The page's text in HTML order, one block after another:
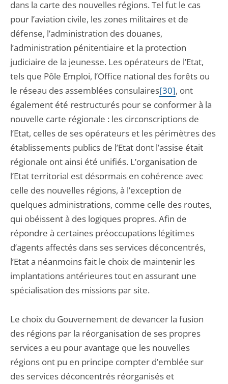
dans la carte des nouvelles régions. Tel fut le cas
pour l’aviation civile, les zones militaires et de
défense, l’administration des douanes,
l’administration pénitentiaire et la protection
judiciaire de la jeunesse. Les opérateurs de l’Etat,
tels que Pôle Emploi, l’Office national des forêts ou
le réseau des assemblées consulaires[30], ont
également été restructurés pour se conformer à la
nouvelle carte régionale : les circonscriptions de
l’Etat, celles de ses opérateurs et les périmètres des
établissements publics de l’Etat dont l’assise était
régionale ont ainsi été unifiés. L’organisation de
l’Etat territorial est désormais en cohérence avec
celle des nouvelles régions, à l’exception de
quelques administrations, comme celle des routes,
qui obéissent à des logiques propres. Afin de
répondre à certaines préoccupations légitimes
d’agents affectés dans ses services déconcentrés,
l’Etat a néanmoins fait le choix de maintenir les
implantations antérieures tout en assurant une
spécialisation des missions par site.
Le choix du Gouvernement de devancer la fusion
des régions par la réorganisation de ses propres
services a eu pour avantage que les nouvelles
régions ont pu en principe compter d’emblée sur
des services déconcentrés réorganisés et